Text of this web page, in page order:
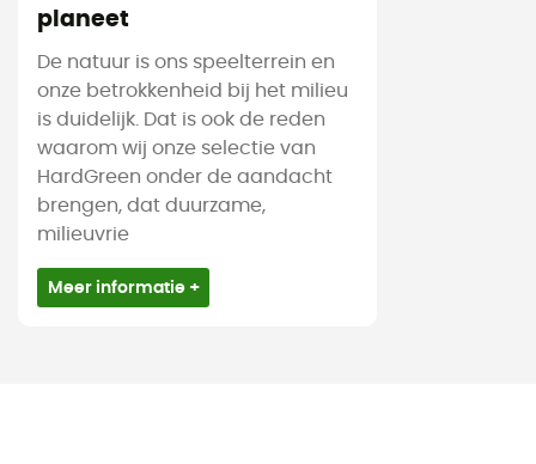
planeet
De natuur is ons speelterrein en
onze betrokkenheid bij het milieu
is duidelijk. Dat is ook de reden
waarom wij onze selectie van
HardGreen onder de aandacht
brengen, dat duurzame,
milieuvrie
Meer informatie +